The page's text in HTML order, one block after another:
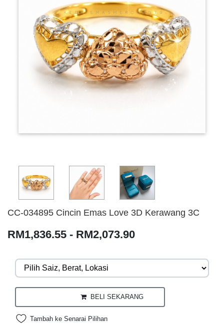
CC-034895 Cincin Emas Love 3D Kerawang 3C
RM1,836.55 - RM2,073.90
BELI SEKARANG
Tambah ke Senarai Pilihan